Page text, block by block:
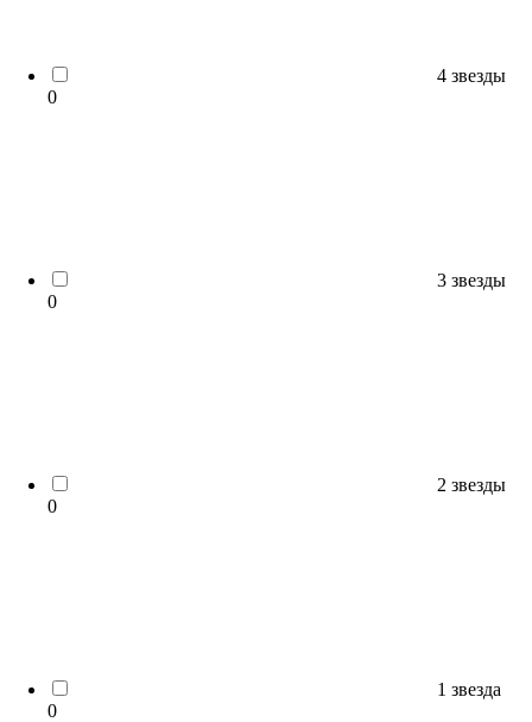
4 звезды
0
3 звезды
0
2 звезды
0
1 звезда
0